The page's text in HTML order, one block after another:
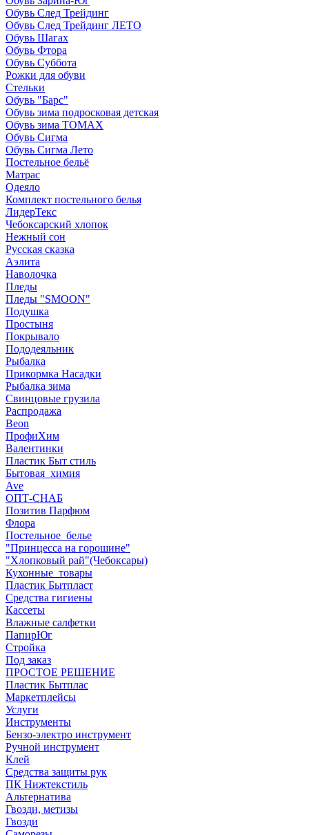
Обувь След Трейдинг
Обувь След Трейдинг ЛЕТО
Обувь Шагах
Обувь Фтора
Обувь Суббота
Рожки для обуви
Стельки
Обувь "Барс"
Обувь зима подросковая детская
Обувь зима ТОМАХ
Обувь Сигма
Обувь Сигма Лето
Постельное бельё
Матрас
Одеяло
Комплект постельного белья
ЛидерТекс
Чебоксарский хлопок
Нежный сон
Русская сказка
Аэлита
Наволочка
Пледы
Пледы "SMOON"
Подушка
Простыня
Покрывало
Пододеяльник
Рыбалка
Прикормка Насадки
Рыбалка зима
Свинцовые грузила
Распродажа
Beon
ПрофиХим
Валентинки
Пластик Быт стиль
Бытовая_химия
Ave
ОПТ-СНАБ
Позитив Парфюм
Флора
Постельное_белье
"Принцесса на горошине"
"Хлопковый рай"(Чебоксары)
Кухонные_товары
Пластик Бытпласт
Средства гигиены
Кассеты
Влажные салфетки
ПапирЮг
Стройка
Под заказ
ПРОСТОЕ РЕШЕНИЕ
Пластик Бытплас
Маркетплейсы
Услуги
Инструменты
Бензо-электро инструмент
Ручной инструмент
Клей
Средства защиты рук
ПК Нижтекстиль
Альтернатива
Гвозди, метизы
Гвозди